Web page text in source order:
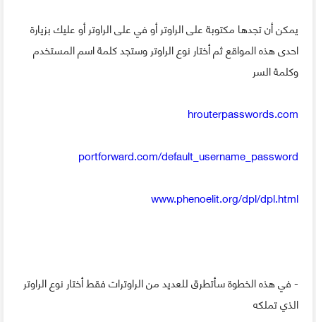
يمكن أن تجدها مكتوبة على الراوتر أو في على الراوتر أو عليك بزيارة
احدى هذه المواقع ثم أختار نوع الراوتر وستجد كلمة اسم المستخدم
وكلمة السر
hrouterpasswords.com
portforward.com/default_username_password
www.phenoelit.org/dpl/dpl.html
- في هذه الخطوة سأتطرق للعديد من الراوترات فقط أختار نوع الراوتر
الذي تملكه